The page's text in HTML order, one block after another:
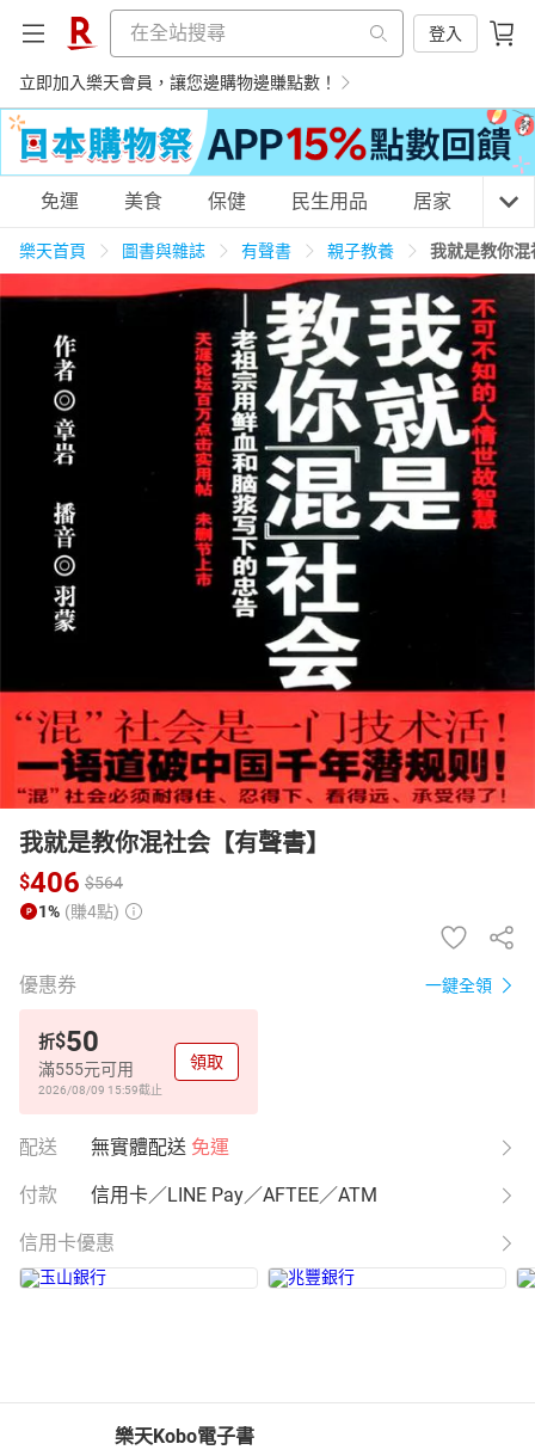
登入
立即加入樂天會員，讓您邊購物邊賺點數！
購物網分類
養生保健 民生用品
居家生活 3C家電 運動休閒 親子玩具
女裝 男裝 化妝保養 情趣用品
日本購物 電子/紙本書
免運 美食 保健 民生用品 居家 3C
樂天首頁 圖書與雜誌 有聲書 親子教養 我就是教你
我就是教你混社会【有聲書】
$406 $564
1% (賺4點)
優惠券 一鍵全領
折$50
滿555元可用
2026/08/09 15:59截止
領取
配送 無實體配送 免運
付款 信用卡／LINE Pay／AFTEE／ATM
信用卡優惠
樂天Kobo電子書